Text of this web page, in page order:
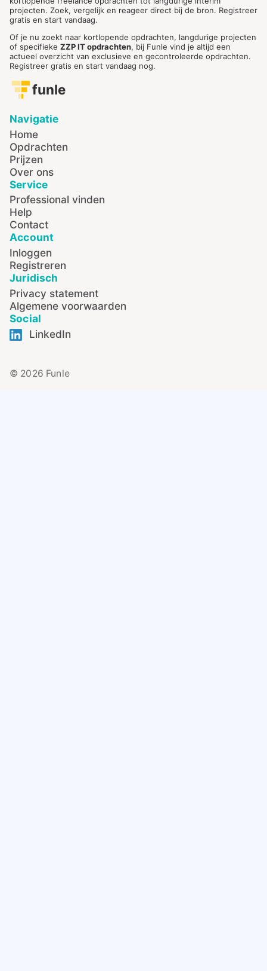
projecten. Zoek, vergelijk en reageer direct bij de bron. Registreer
gratis en start vandaag.
Of je nu zoekt naar kortlopende opdrachten, langdurige projecten
of specifieke ZZP IT opdrachten, bij Funle vind je altijd een
actueel overzicht van exclusieve en gecontroleerde opdrachten.
Registreer gratis en start vandaag nog.
funle
Navigatie
Home
Opdrachten
Prijzen
Over ons
Service
Professional vinden
Help
Contact
Account
Inloggen
Registreren
Juridisch
Privacy statement
Algemene voorwaarden
Social
LinkedIn
© 2026 Funle